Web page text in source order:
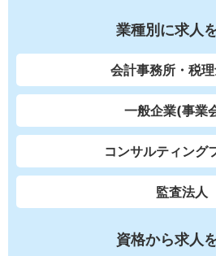
業種別に求人
会計事務所・税
一般企業(事業
コンサルティング
監査法人
資格から求人